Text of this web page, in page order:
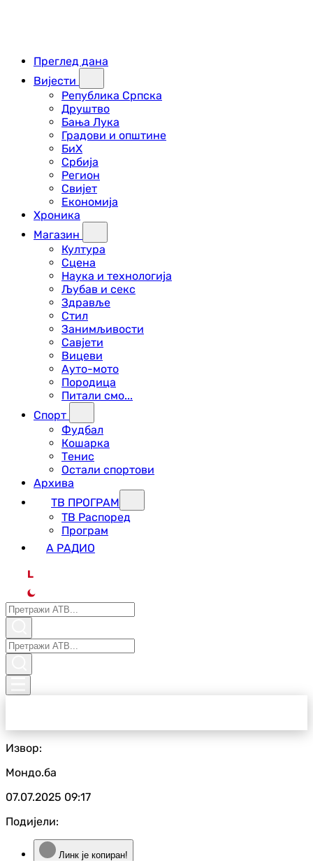
Преглед дана
Вијести
Република Српска
Друштво
Бања Лука
Градови и општине
БиХ
Србија
Регион
Свијет
Економија
Хроника
Магазин
Култура
Сцена
Наука и технологија
Љубав и секс
Здравље
Стил
Занимљивости
Савјети
Вицеви
Ауто-мото
Породица
Питали смо...
Спорт
Фудбал
Кошарка
Тенис
Остали спортови
Архива
ТВ ПРОГРАМ
ТВ Распоред
Програм
А РАДИО
L
Извор:
Мондо.ба
07.07.2025 09:17
Подијели:
Линк је копиран!